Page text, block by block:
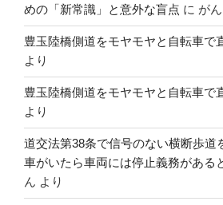
めの「新常識」と意外な盲点 に が
豊玉陸橋側道をモヤモヤと自転車で
より
豊玉陸橋側道をモヤモヤと自転車で
より
道交法第38条で信号のない横断歩道
車がいたら車両には停止義務がある
ん より